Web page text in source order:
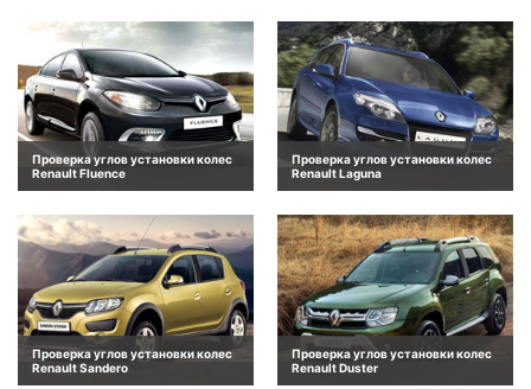
Проверка углов установки колес
Renault Fluence
Проверка углов установки колес
Renault Laguna
Проверка углов установки колес
Renault Sandero
Проверка углов установки колес
Renault Duster